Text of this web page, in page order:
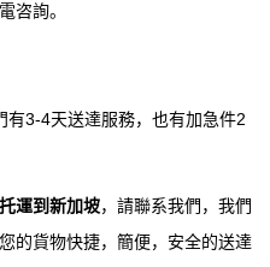
咨詢。
3-4天送達服務，也有加急件2
運到新加坡，請聯系我們，我們
的貨物快捷，簡便，安全的送達